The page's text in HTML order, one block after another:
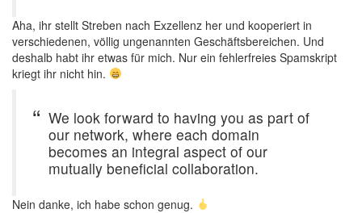
Aha, ihr stellt Streben nach Exzellenz her und kooperiert in
verschiedenen, völlig ungenannten Geschäftsbereichen. Und
deshalb habt ihr etwas für mich. Nur ein fehlerfreies Spamskript
kriegt ihr nicht hin.
We look forward to having you as part of
our network, where each domain
becomes an integral aspect of our
mutually beneficial collaboration.
Nein danke, ich habe schon genug.